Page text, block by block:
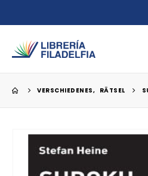
VERSCHIEDENES, RÄTSEL